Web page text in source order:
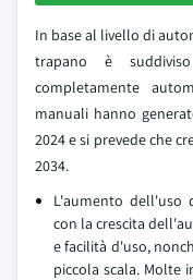
In base al livello di
trapano è
completamente
manuali hanno
2024 e si prevede che
2034.
L'aumento dell'uso
con la crescita
e facilità d'uso,
piccola scala. Molte